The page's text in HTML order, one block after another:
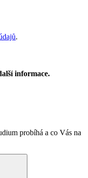
.
informace.
probíhá a co Vás na